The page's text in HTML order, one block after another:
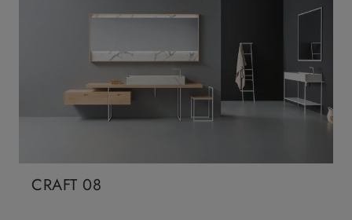
CRAFT 08